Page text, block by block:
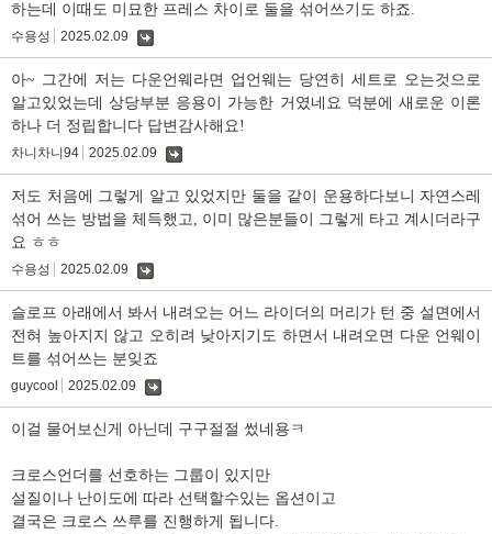
하는데 이때도 미묘한 프레스 차이로 둘을 섞어쓰기도 하죠.
수용성 2025.02.09
아~ 그간에 저는 다운언웨라면 업언웨는 당연히 세트로 오는것으로
알고있었는데 상당부분 응용이 가능한 거였네요 덕분에 새로운 이론
하나 더 정립합니다 답변감사해요!
차니차니94 2025.02.09
저도 처음에 그렇게 알고 있었지만 둘을 같이 운용하다보니 자연스레
섞어 쓰는 방법을 체득했고, 이미 많은분들이 그렇게 타고 계시더라구
요 ㅎㅎ
수용성 2025.02.09
슬로프 아래에서 봐서 내려오는 어느 라이더의 머리가 턴 중 설면에서
전혀 높아지지 않고 오히려 낮아지기도 하면서 내려오면 다운 언웨이
트를 섞어쓰는 분잊죠
guycool 2025.02.09
이걸 물어보신게 아닌데 구구절절 썼네용ㅋ
크로스언더를 선호하는 그룹이 있지만
설질이나 난이도에 따라 선택할수있는 옵션이고
결국은 크로스 쓰루를 진행하게 됩니다.